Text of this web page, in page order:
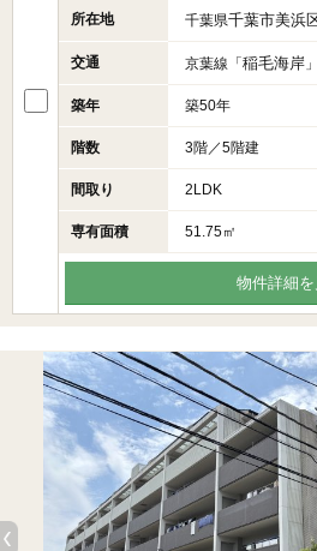
所在地 千葉県千葉市美浜
交通 京葉線「 稲毛海岸
築年 築50年
階数 3階／5階建
間取り 2LDK
専有面積 51.75㎡
物件詳細を